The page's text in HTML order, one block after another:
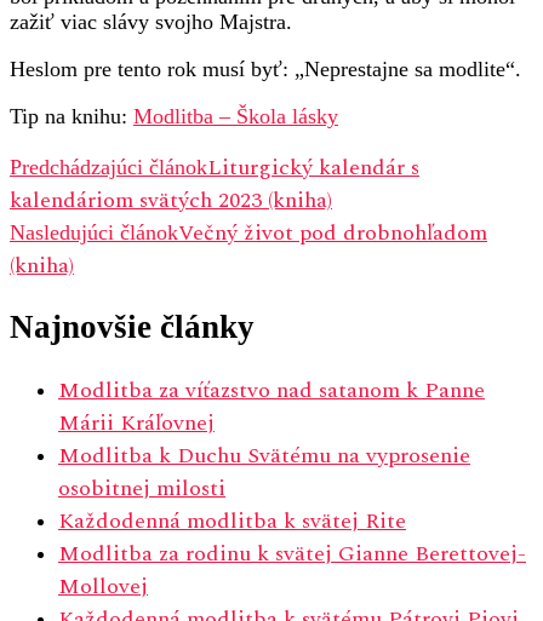
zažiť viac slávy svojho Majstra.
Heslom pre tento rok musí byť: „Neprestajne sa modlite“.
Tip na knihu: Modlitba – Škola lásky
Navigácia
v
článku
Predchádzajúci článokLiturgický kalendár s
kalendáriom svätých 2023 (kniha)
Nasledujúci článokVečný život pod drobnohľadom
(kniha)
Najnovšie články
Modlitba za víťazstvo nad satanom k Panne
Márii Kráľovnej
Modlitba k Duchu Svätému na vyprosenie
osobitnej milosti
Každodenná modlitba k svätej Rite
Modlitba za rodinu k svätej Gianne Berettovej-
Mollovej